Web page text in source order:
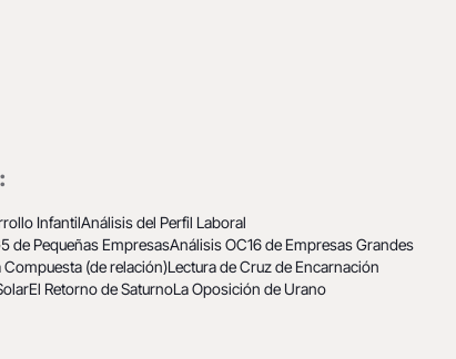
InfantilAnálisis del Perfil Laboral
de Pequeñas EmpresasAnálisis OC16 de Empresas Grandes
Compuesta (de relación)Lectura de Cruz de Encarnación
El Retorno de SaturnoLa Oposición de Urano